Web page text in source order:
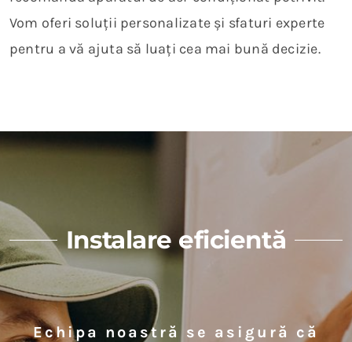
Vom oferi soluții personalizate și sfaturi experte
pentru a vă ajuta să luați cea mai bună decizie.
Instalare eficientă
Echipa noastră se asigură că